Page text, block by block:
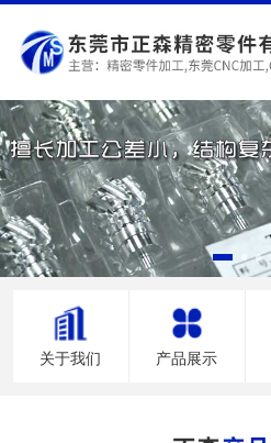
关于我们 产品展示